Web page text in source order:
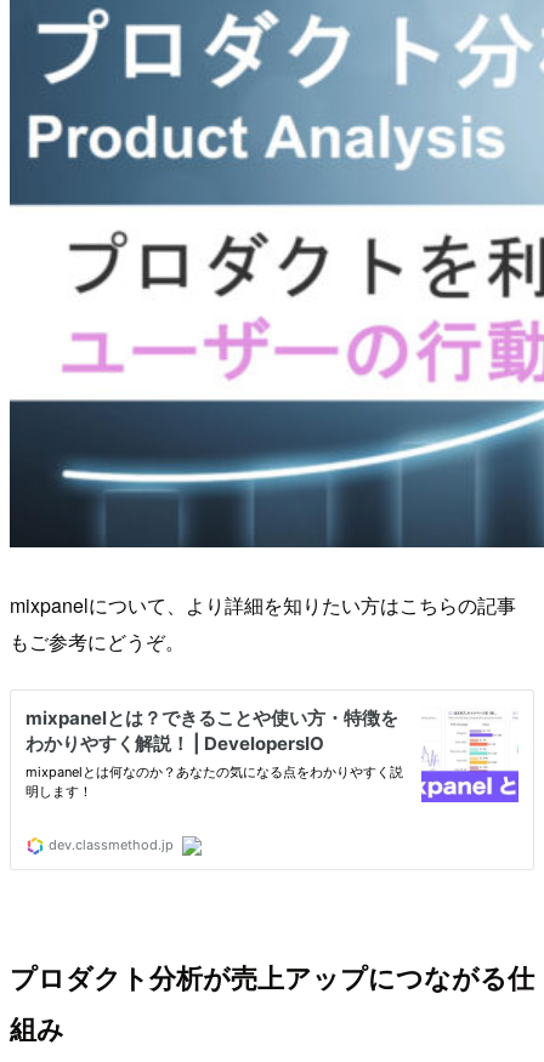
mixpanelについて、より詳細を知りたい方はこちらの記事
もご参考にどうぞ。
プロダクト分析が売上アップにつながる仕
組み